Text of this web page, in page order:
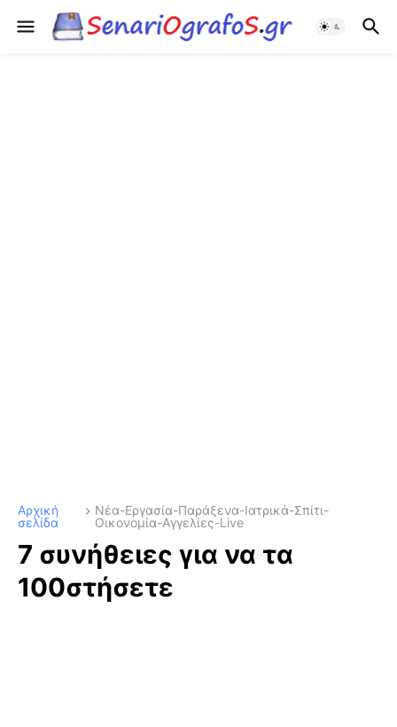
Αρχική
σελίδα
Νέα-Εργασία-Παράξενα-Ιατρικά-Σπίτι-
Οικονομία-Αγγελίες-Live
7 συνήθειες για να τα
100στήσετε